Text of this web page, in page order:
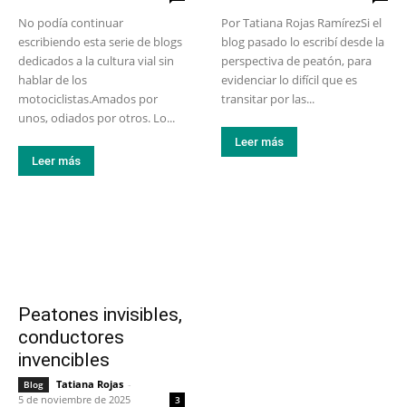
No podía continuar
escribiendo esta serie de blogs
dedicados a la cultura vial sin
hablar de los
motociclistas.Amados por
unos, odiados por otros. Lo...
Leer más
Por Tatiana Rojas RamírezSi el
blog pasado lo escribí desde la
perspectiva de peatón, para
evidenciar lo difícil que es
transitar por las...
Leer más
Peatones invisibles,
conductores
invencibles
Blog Tatiana Rojas -
5 de noviembre de 2025
3